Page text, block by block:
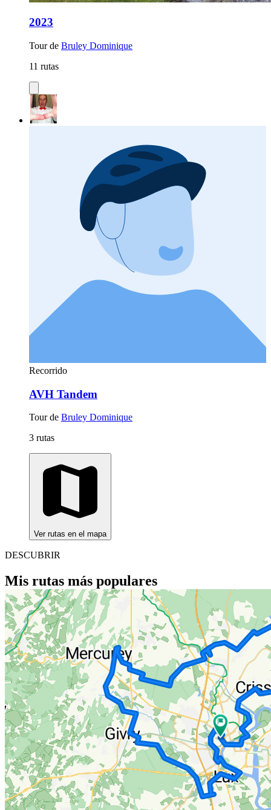
2023
Tour de Bruley Dominique
11 rutas
Recorrido
AVH Tandem
Tour de Bruley Dominique
3 rutas
Ver rutas en el mapa
DESCUBRIR
Mis rutas más populares